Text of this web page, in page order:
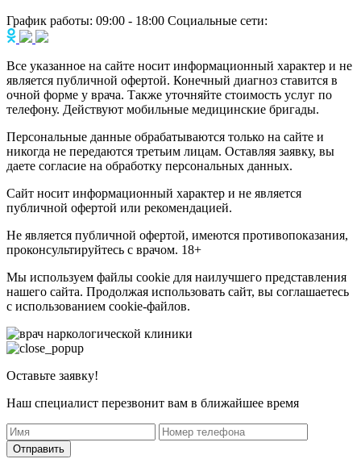
График работы: 09:00 - 18:00 Социальные сети:
Все указанное на сайте носит информационный характер и не
является публичной офертой. Конечный диагноз ставится в
очной форме у врача. Также уточняйте стоимость услуг по
телефону. Действуют мобильные медицинские бригады.
Персональные данные обрабатываются только на сайте и
никогда не передаются третьим лицам. Оставляя заявку, вы
даете согласие на обработку персональных данных.
Сайт носит информационный характер и не является
публичной офертой или рекомендацией.
Не является публичной офертой, имеются противопоказания,
проконсультируйтесь с врачом. 18+
Мы используем файлы cookie для наилучшего представления
нашего сайта. Продолжая использовать сайт, вы соглашаетесь
с использованием cookie-файлов.
Оставьте заявку!
Наш специалист перезвонит вам в ближайшее время
Отправить